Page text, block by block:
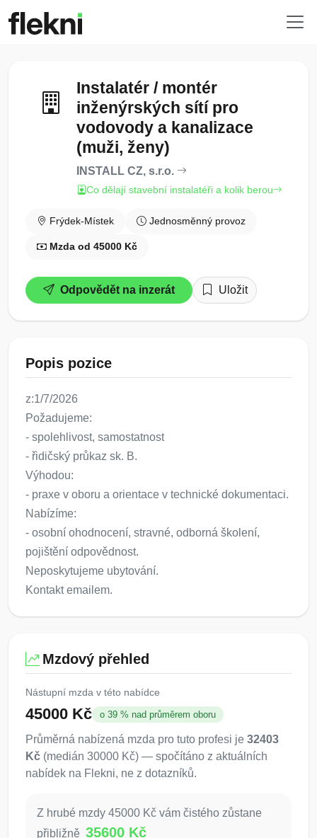
Instalatér / montér
inženýrských sítí pro
vodovody a kanalizace
(muži, ženy)
INSTALL CZ, s.r.o.
Co dělají stavební instalatéři a kolik berou
Frýdek-Místek Jednosměnný provoz
Mzda od 45000 Kč
Odpovědět na inzerát Uložit
Popis pozice
z:1/7/2026
Požadujeme:
- spolehlivost, samostatnost
- řidičský průkaz sk. B.
Výhodou:
- praxe v oboru a orientace v technické dokumentaci.
Nabízíme:
- osobní ohodnocení, stravné, odborná školení,
pojištění odpovědnost.
Neposkytujeme ubytování.
Kontakt emailem.
Mzdový přehled
Nástupní mzda v této nabídce
45000 Kč o 39 % nad průměrem oboru
Průměrná nabízená mzda pro tuto profesi je 32403
Kč (medián 30000 Kč) — spočítáno z aktuálních
nabídek na Flekni, ne z dotazníků.
Z hrubé mzdy 45000 Kč vám čistého zůstane
přibližně 35600 Kč